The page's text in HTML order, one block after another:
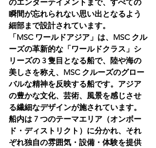
のエンターテイメントまで、すべての
瞬間が忘れられない思い出となるよう
細部まで設計されています。
「MSC ワールドアジア」は、MSC クル
ーズの革新的な「ワールドクラス」シ
リーズの 3 隻目となる船で、陸や海の
美しさを称え、MSC クルーズのグロー
バルな精神を反映する船です。アジア
の豊かな文化、芸術、風景を感じさせ
る繊細なデザインが施されています。
船内は 7 つのテーマエリア（オンボー
ド・ディストリクト）に分かれ、それ
ぞれ独自の雰囲気・設備・体験を提供